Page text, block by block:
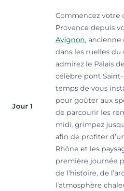
Jour 1
Commencez votre
Provence depuis
Avignon, ancienne
dans les ruelles
admirez le Palais
célèbre pont
temps de vous
pour goûter aux
de parcourir les
midi, grimpez
afin de profiter
Rhône et les
première journée
de l’histoire, de
l’atmosphère